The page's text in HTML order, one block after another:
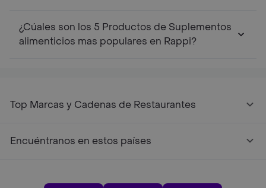
¿Cúales son los 5 Productos de Suplementos
alimenticios mas populares en Rappi?
Top Marcas y Cadenas de Restaurantes
Encuéntranos en estos países